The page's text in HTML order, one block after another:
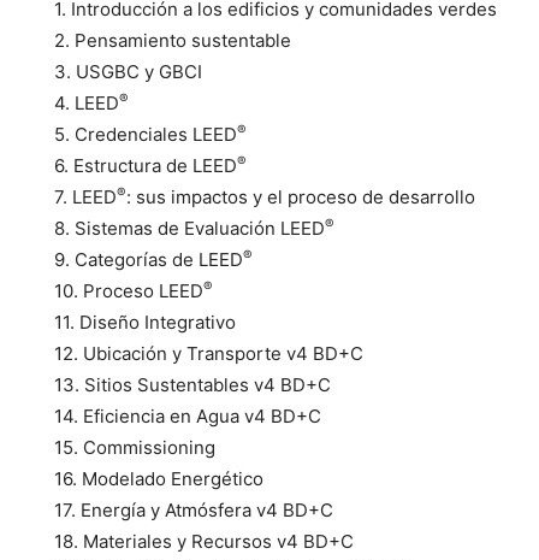
1. Introducción a los edificios y comunidades verdes
2. Pensamiento sustentable
3. USGBC y GBCI
4. LEED®
5. Credenciales LEED®
6. Estructura de LEED®
7. LEED®: sus impactos y el proceso de desarrollo
8. Sistemas de Evaluación LEED®
9. Categorías de LEED®
10. Proceso LEED®
11. Diseño Integrativo
12. Ubicación y Transporte v4 BD+C
13. Sitios Sustentables v4 BD+C
14. Eficiencia en Agua v4 BD+C
15. Commissioning
16. Modelado Energético
17. Energía y Atmósfera v4 BD+C
18. Materiales y Recursos v4 BD+C